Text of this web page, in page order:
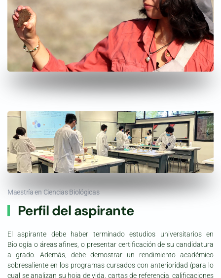
Maestría en Ciencias Biológicas
Perfil del aspirante
El aspirante debe haber terminado estudios universitarios en
Biología o áreas afines, o presentar certificación de su candidatura
a grado. Además, debe demostrar un rendimiento académico
sobresaliente en los programas cursados con anterioridad (para lo
cual se analizan su hoja de vida, cartas de referencia, calificaciones